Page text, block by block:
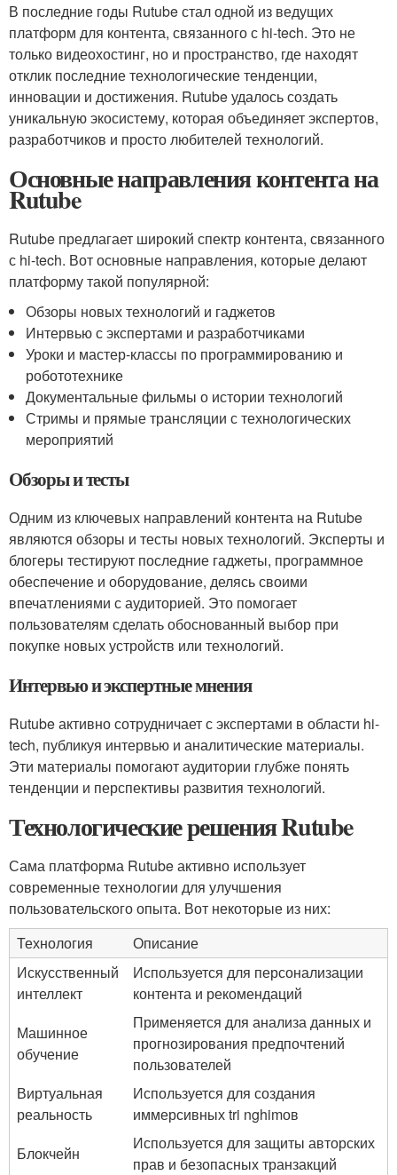
В последние годы Rutube стал одной из ведущих
платформ для контента, связанного с hi-tech. Это не
только видеохостинг, но и пространство, где находят
отклик последние технологические тенденции,
инновации и достижения. Rutube удалось создать
уникальную экосистему, которая объединяет экспертов,
разработчиков и просто любителей технологий.
Основные направления контента на
Rutube
Rutube предлагает широкий спектр контента, связанного
с hi-tech. Вот основные направления, которые делают
платформу такой популярной:
Обзоры новых технологий и гаджетов
Интервью с экспертами и разработчиками
Уроки и мастер-классы по программированию и
робототехнике
Документальные фильмы о истории технологий
Стримы и прямые трансляции с технологических
мероприятий
Обзоры и тесты
Одним из ключевых направлений контента на Rutube
являются обзоры и тесты новых технологий. Эксперты и
блогеры тестируют последние гаджеты, программное
обеспечение и оборудование, делясь своими
впечатлениями с аудиторией. Это помогает
пользователям сделать обоснованный выбор при
покупке новых устройств или технологий.
Интервью и экспертные мнения
Rutube активно сотрудничает с экспертами в области hi-
tech, публикуя интервью и аналитические материалы.
Эти материалы помогают аудитории глубже понять
тенденции и перспективы развития технологий.
Технологические решения Rutube
Сама платформа Rutube активно использует
современные технологии для улучшения
пользовательского опыта. Вот некоторые из них:
Технология
Описание
Искусственный
интеллект
Используется для персонализации
контента и рекомендаций
Машинное
обучение
Применяется для анализа данных и
прогнозирования предпочтений
пользователей
Виртуальная
реальность
Используется для создания
иммерсивных tri nghimов
Блокчейн
Используется для защиты авторских
прав и безопасных транзакций